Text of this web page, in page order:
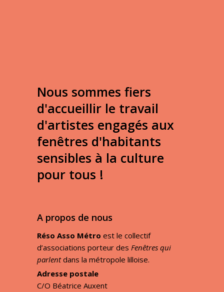
Nous sommes fiers
d'accueillir le travail
d'artistes engagés aux
fenêtres d'habitants
sensibles à la culture
pour tous !
A propos de nous
Réso Asso Métro est le collectif
d’associations porteur des Fenêtres qui
parlentdans la métropole lilloise.
Adresse postale
C/O Béatrice Auxent